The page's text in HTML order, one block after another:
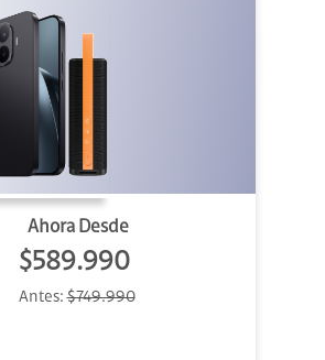
Ahora Desde
$589.990
Antes:$749.990